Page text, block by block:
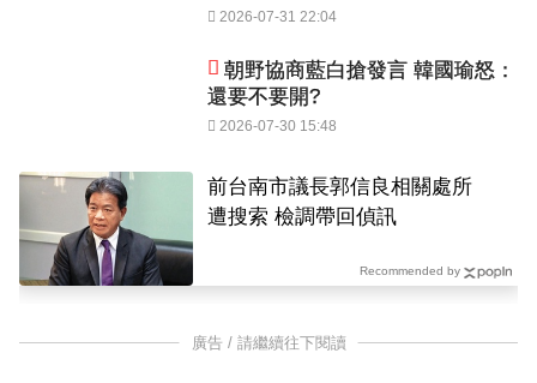
2026-07-31 22:04
朝野協商藍白搶發言 韓國瑜怒：
還要不要開?
2026-07-30 15:48
前台南市議長郭信良相關處所
遭搜索 檢調帶回偵訊
Recommended by
廣告 / 請繼續往下閱讀